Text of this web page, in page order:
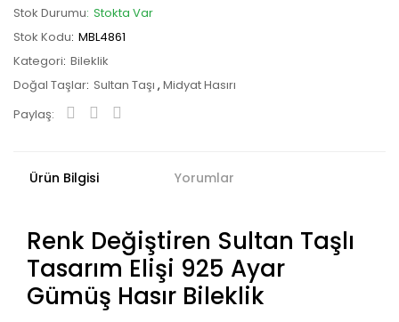
Stok Durumu Stokta Var
Stok Kodu MBL4861
Kategori Bileklik
Doğal Taşlar Sultan Taşı , Midyat Hasırı
Paylaş:
Ürün Bilgisi Yorumlar
Renk Değiştiren Sultan Taşlı
Tasarım Elişi 925 Ayar
Gümüş Hasır Bileklik